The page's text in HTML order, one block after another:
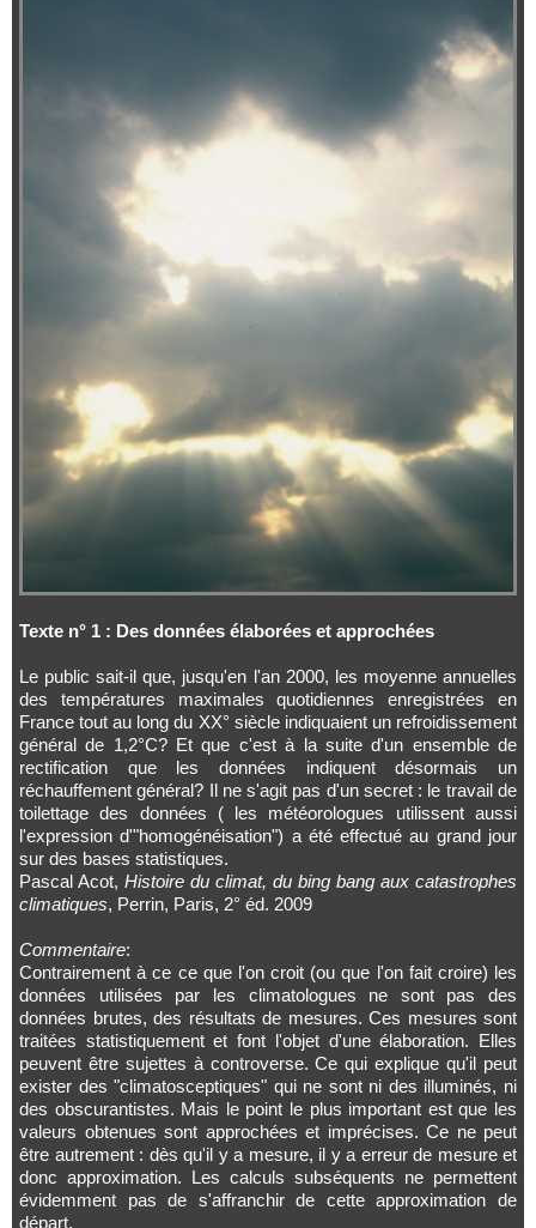
Texte n° 1 : Des données élaborées et approchées
Le public sait-il que, jusqu'en l'an 2000, les moyenne annuelles
des températures maximales quotidiennes enregistrées en
France tout au long du XX° siècle indiquaient un refroidissement
général de 1,2°C? Et que c'est à la suite d'un ensemble de
rectification que les données indiquent désormais un
réchauffement général? Il ne s'agit pas d'un secret : le travail de
toilettage des données ( les météorologues utilissent aussi
l'expression d'"homogénéisation") a été effectué au grand jour
sur des bases statistiques.
Pascal Acot, Histoire du climat, du bing bang aux catastrophes
climatiques, Perrin, Paris, 2° éd. 2009
Commentaire:
Contrairement à ce ce que l'on croit (ou que l'on fait croire) les
données utilisées par les climatologues ne sont pas des
données brutes, des résultats de mesures. Ces mesures sont
traitées statistiquement et font l'objet d'une élaboration. Elles
peuvent être sujettes à controverse. Ce qui explique qu'il peut
exister des "climatosceptiques" qui ne sont ni des illuminés, ni
des obscurantistes. Mais le point le plus important est que les
valeurs obtenues sont approchées et imprécises. Ce ne peut
être autrement : dès qu'il y a mesure, il y a erreur de mesure et
donc approximation. Les calculs subséquents ne permettent
évidemment pas de s'affranchir de cette approximation de
départ.